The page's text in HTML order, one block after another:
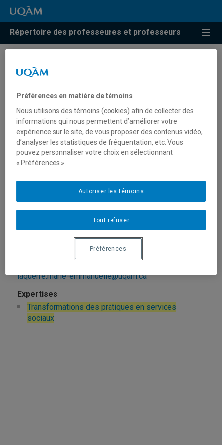
Répertoire des professeures et professeurs
Résultats de recherche pour
pratiques en services
sociaux »
Gonin, Audrey
gonin.audrey@uqam.ca
Transformations des pratiques en services
Laquerre, Marie-Emmanuelle
laquerre.marie-emmanuelle@uqam.ca
Transformations des pratiques en services
sociaux
Préférences en matière de témoins
Nous utilisons des témoins (cookies) afin de collecter des
informations qui nous permettent d’améliorer votre
expérience sur le site, de vous proposer des contenus vidéo,
d’analyser les statistiques de fréquentation, etc. Vous
pouvez personnaliser votre choix en sélectionnant
« Préférences ».
Tout refuser
Autoriser les témoins
Préférences